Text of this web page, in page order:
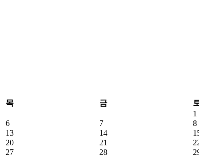
목 금
1
6 7
8
13 14
20 21
27 28